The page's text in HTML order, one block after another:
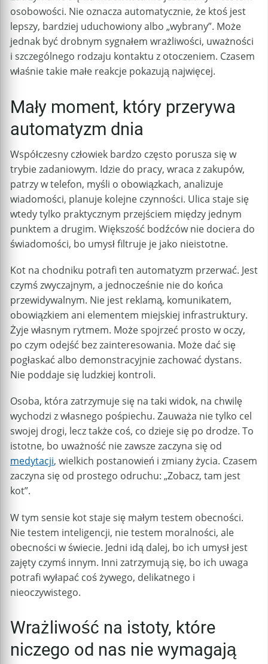
osobowości. Nie oznacza automatycznie, że ktoś jest
lepszy, bardziej uduchowiony albo „wybrany”. Może
jednak być drobnym sygnałem wrażliwości, uważności
i szczególnego rodzaju kontaktu z otoczeniem. Czasem
właśnie takie małe reakcje pokazują najwięcej.
Mały moment, który przerywa
automatyzm dnia
Współczesny człowiek bardzo często porusza się w
trybie zadaniowym. Idzie do pracy, wraca z zakupów,
patrzy w telefon, myśli o obowiązkach, analizuje
wiadomości, planuje kolejne czynności. Ulica staje się
wtedy tylko praktycznym przejściem między jednym
punktem a drugim. Większość bodźców nie dociera do
świadomości, bo umysł filtruje je jako nieistotne.
Kot na chodniku potrafi ten automatyzm przerwać. Jest
czymś zwyczajnym, a jednocześnie nie do końca
przewidywalnym. Nie jest reklamą, komunikatem,
obowiązkiem ani elementem miejskiej infrastruktury.
Żyje własnym rytmem. Może spojrzeć prosto w oczy,
po czym odejść bez zainteresowania. Może dać się
pogłaskać albo demonstracyjnie zachować dystans.
Nie poddaje się ludzkiej kontroli.
Osoba, która zatrzymuje się na taki widok, na chwilę
wychodzi z własnego pośpiechu. Zauważa nie tylko cel
swojej drogi, lecz także coś, co dzieje się po drodze. To
istotne, bo uważność nie zawsze zaczyna się od
medytacji, wielkich postanowień i zmiany życia. Czasem
zaczyna się od prostego odruchu: „Zobacz, tam jest
kot”.
W tym sensie kot staje się małym testem obecności.
Nie testem inteligencji, nie testem moralności, ale
obecności w świecie. Jedni idą dalej, bo ich umysł jest
zajęty czymś innym. Inni zatrzymują się, bo ich uwaga
potrafi wyłapać coś żywego, delikatnego i
nieoczywistego.
Wrażliwość na istoty, które
niczego od nas nie wymagają